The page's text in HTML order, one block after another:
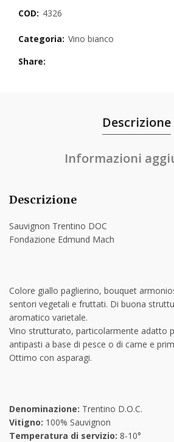
COD: 4326
Categoria: Vino bianco
Share
Descrizione
Informazioni
Descrizione
Sauvignon Trentino DOC
Fondazione Edmund Mach
Colore giallo paglierino, bouquet
sentori vegetali e fruttati. Di buona
aromatico varietale.
Vino strutturato, particolarmente adatto
antipasti a base di pesce o di carne e
Ottimo con asparagi.
Denominazione: Trentino D.O.C.
Vitigno: 100% Sauvignon
Temperatura di servizio: 8-10°